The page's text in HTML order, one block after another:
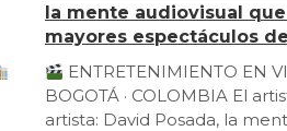
la mente audiovisual
mayores espectáculos
ENTRETENIMIENTO EN
BOGOTÁ · COLOMBIA El
artista: David Posada, la